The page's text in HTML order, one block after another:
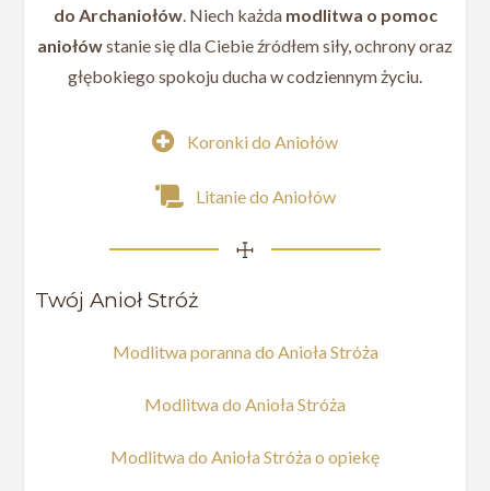
do Archaniołów. Niech każda modlitwa o pomoc
aniołówstanie się dla Ciebie źródłem siły, ochrony oraz
głębokiego spokoju ducha w codziennym życiu.
Koronki do Aniołów
Litanie do Aniołów
☩
Twój Anioł Stróż
Modlitwa poranna do Anioła Stróża
Modlitwa do Anioła Stróża
Modlitwa do Anioła Stróża o opiekę